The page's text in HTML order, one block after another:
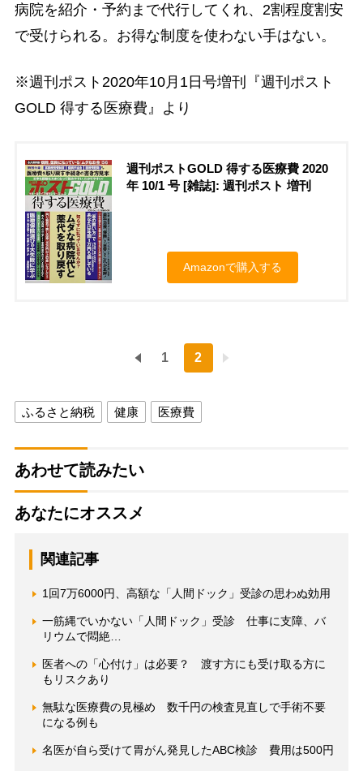
病院を紹介・予約まで代行してくれ、2割程度割安
で受けられる。お得な制度を使わない手はない。
※週刊ポスト2020年10月1日号増刊『週刊ポスト
GOLD 得する医療費』より
週刊ポストGOLD 得する医療費 2020
年 10/1 号 [雑誌]: 週刊ポスト 増刊
Amazonで購入する
1 2
ふるさと納税 健康 医療費
あわせて読みたい
あなたにオススメ
関連記事
1回7万6000円、高額な「人間ドック」受診の思わぬ効用
一筋縄でいかない「人間ドック」受診 仕事に支障、バ
リウムで悶絶…
医者への「心付け」は必要？ 渡す方にも受け取る方に
もリスクあり
無駄な医療費の見極め 数千円の検査見直しで手術不要
になる例も
名医が自ら受けて胃がん発見したABC検診 費用は500円